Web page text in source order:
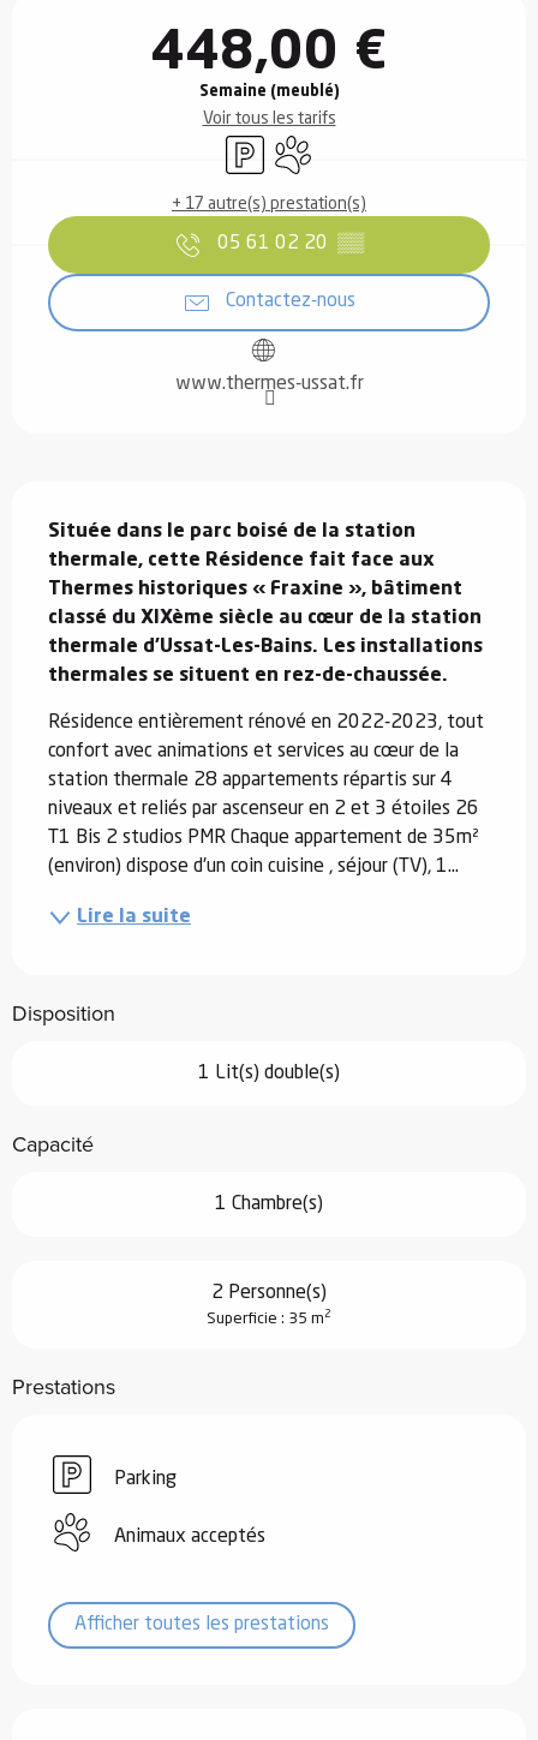
448,00 €
Semaine (meublé)
Voir tous les tarifs
ParkingAnimaux acceptés
+ 17 autre(s) prestation(s)
05 61 02 20 ▒▒
Contactez-nous
www.thermes-ussat.fr
Située dans le parc boisé de la station
thermale, cette Résidence fait face aux
Thermes historiques « Fraxine », bâtiment
classé du XIXème siècle au cœur de la station
thermale d'Ussat-Les-Bains. Les installations
thermales se situent en rez-de-chaussée.
Résidence entièrement rénové en 2022-2023, tout
confort avec animations et services au cœur de la
station thermale 28 appartements répartis sur 4
niveaux et reliés par ascenseur en 2 et 3 étoiles 26
T1 Bis 2 studios PMR Chaque appartement de 35m²
(environ) dispose d'un coin cuisine , séjour (TV), 1...
Lire la suite
Disposition
1 Lit(s) double(s)
Capacité
1 Chambre(s)
2 Personne(s)
Superficie : 35 m 2
Prestations
Parking
Animaux acceptés
Afficher toutes les prestations